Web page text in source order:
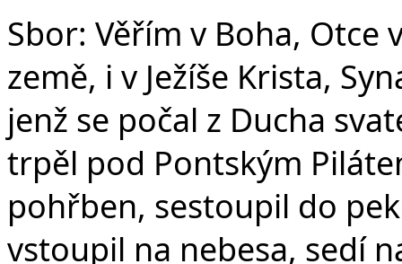
Sbor: Věřím v Boha,
země, i v Ježíše Krista,
jenž se počal z Ducha
trpěl pod Pontským
pohřben, sestoupil do
vstoupil na nebesa, sedí